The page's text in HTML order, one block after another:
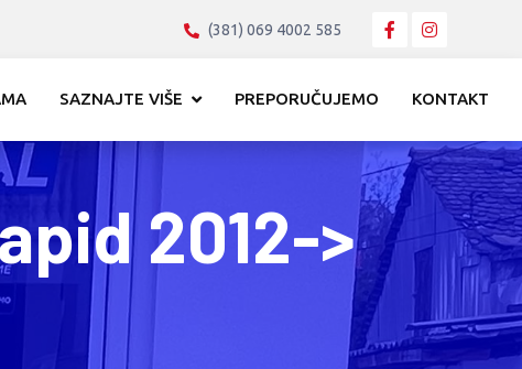
(381) 069 4002 585
SAZNAJTE VIŠE PREPORUČUJEMO KONTAKT
2012->